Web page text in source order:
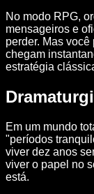
No modo RPG,
mensageiros e
perder. Mas
chegam
estratégia
Em um mundo
"períodos
viver dez anos
viver o papel no
está.